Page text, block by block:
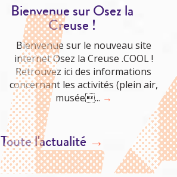
Bienvenue sur Osez la
Creuse !
Bienvenue sur le nouveau site
internet Osez la Creuse .COOL !
Retrouvez ici des informations
concernant les activités (plein air,
musée... →
Toute l'actualité →